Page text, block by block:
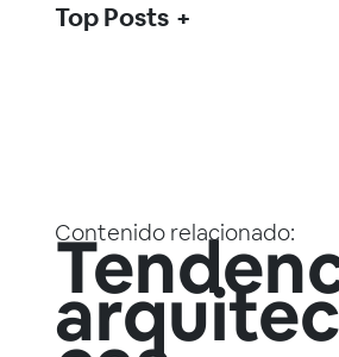
Contenido relacionado:
Top Posts